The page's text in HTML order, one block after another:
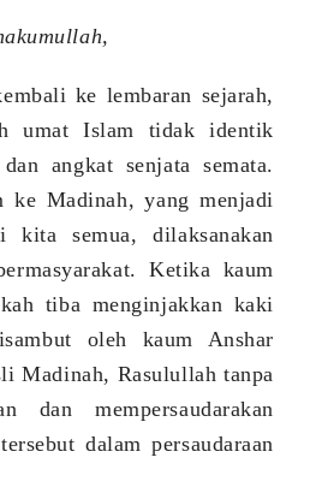
ke lembaran sejarah,
umat Islam tidak identik
angkat senjata semata.
Madinah, yang menjadi
kita semua, dilaksanakan
Ketika kaum
tiba menginjakkan kaki
oleh kaum Anshar
Madinah, Rasulullah tanpa
dan mempersaudarakan
dalam persaudaraan